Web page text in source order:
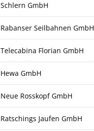
Schlern GmbH
Rabanser Seilbahnen GmbH
Telecabina Florian GmbH
Hewa GmbH
Neue Rosskopf GmbH
Ratschings Jaufen GmbH